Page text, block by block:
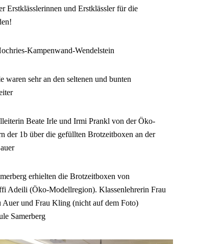
Erstklässlerinnen und Erstklässler für die
Kampenwand-Wendelstein
sehr an den seltenen und bunten
Beate Irle und Irmi Prankl von der Öko-
der 1b über die gefüllten Brotzeitboxen an der
erhielten die Brotzeitboxen von
Adeili (Öko-Modellregion). Klassenlehrerin Frau
und Frau Kling (nicht auf dem Foto)
Samerberg